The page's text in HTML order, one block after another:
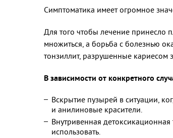
Симптоматика имеет огромное
Для того чтобы лечение принесло
множиться, а борьба с болезнью
тонзиллит, разрушенные кариесом
В зависимости от конкретного
Вскрытие пузырей в ситуации,
и анилиновые красители.
Внутривенная
использовать.